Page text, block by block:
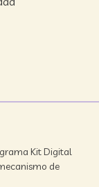
Kit Digital
de